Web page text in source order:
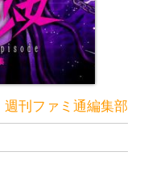
週刊ファミ通編集部